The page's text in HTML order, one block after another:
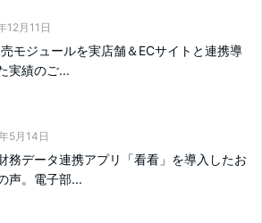
12月11日
モジュールを実店舗＆ECサイトと連携導
実績のご...
5月14日
務データ連携アプリ「看看」を導入したお
声。電子部...